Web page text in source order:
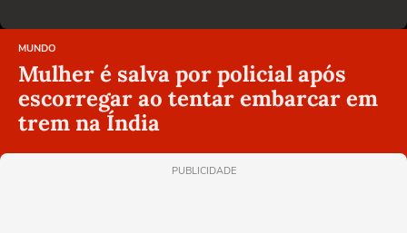
MUNDO
Mulher é salva por policial após
escorregar ao tentar embarcar em
trem na Índia
PUBLICIDADE